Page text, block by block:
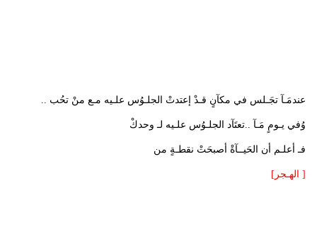
عندمَـآ تجَـلس في مكآنٍ قـدْ إعتدتْ الجلـوُس علـيه مـع منْ تحُب ..
وُفي يـومٍ مَـآ ..تعتَآد الجلـوُس علـيه لـ وحدكْ
فـ أعلـم أن الحَيــآةْ أصبحَتْ نقطـةٍ من
[ الهـجر]